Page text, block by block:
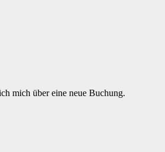
mich über eine neue Buchung.